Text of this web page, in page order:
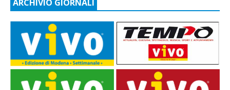
ARCHIVIO GIORNALI